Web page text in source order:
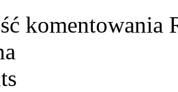
komentowania